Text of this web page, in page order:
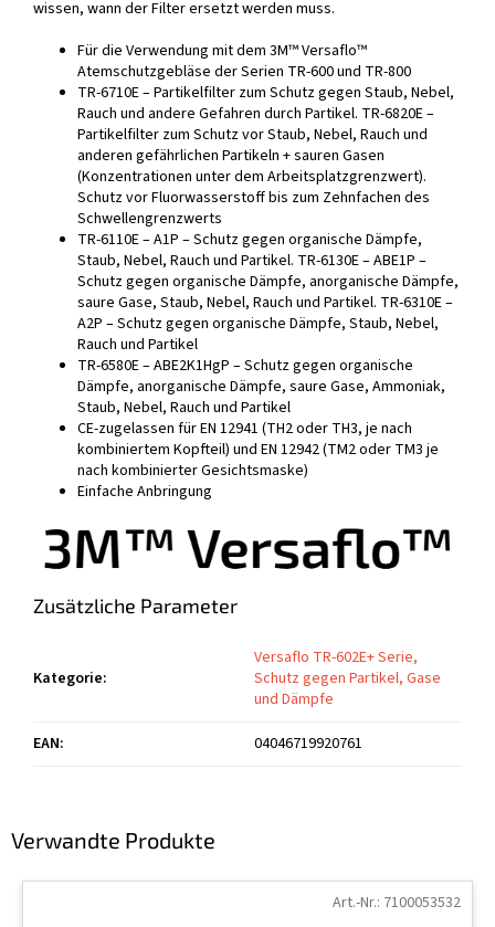
Verwandte Produkte
Art.-Nr.: 7100053532
wissen, wann der Filter ersetzt werden muss.
Für die Verwendung mit dem 3M™ Versaflo™
Atemschutzgebläse der Serien TR-600 und TR-800
TR-6710E – Partikelfilter zum Schutz gegen Staub, Nebel,
Rauch und andere Gefahren durch Partikel. TR-6820E –
Partikelfilter zum Schutz vor Staub, Nebel, Rauch und
anderen gefährlichen Partikeln + sauren Gasen
(Konzentrationen unter dem Arbeitsplatzgrenzwert).
Schutz vor Fluorwasserstoff bis zum Zehnfachen des
Schwellengrenzwerts
TR-6110E – A1P – Schutz gegen organische Dämpfe,
Staub, Nebel, Rauch und Partikel. TR-6130E – ABE1P –
Schutz gegen organische Dämpfe, anorganische Dämpfe,
saure Gase, Staub, Nebel, Rauch und Partikel. TR-6310E –
A2P – Schutz gegen organische Dämpfe, Staub, Nebel,
Rauch und Partikel
TR-6580E – ABE2K1HgP – Schutz gegen organische
Dämpfe, anorganische Dämpfe, saure Gase, Ammoniak,
Staub, Nebel, Rauch und Partikel
CE-zugelassen für EN 12941 (TH2 oder TH3, je nach
kombiniertem Kopfteil) und EN 12942 (TM2 oder TM3 je
nach kombinierter Gesichtsmaske)
Einfache Anbringung
Zusätzliche Parameter
Kategorie:
Versaflo TR-602E+ Serie,
Schutz gegen Partikel, Gase
und Dämpfe
EAN: 04046719920761